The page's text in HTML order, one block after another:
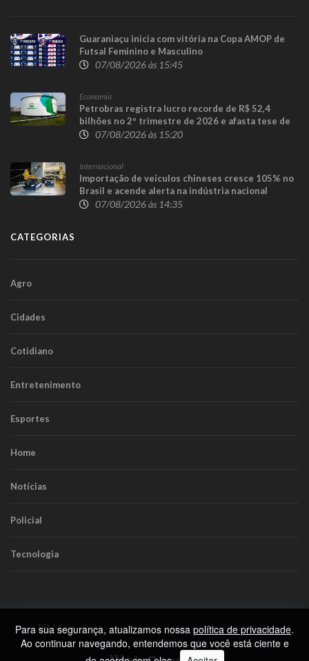
Guaraniaçu inicia com vitória na Copa AMOP de
Futsal Feminino e Masculino
07/08/2026 às 15:45
Economia
Petrobras registra lucro recorde de R$ 52,4
bilhões no 2º trimestre de 2026 e afasta tese de
defasagem nos combustíveis
07/08/2026 às 15:20
Internacional
Importação de veículos chineses cresce 105% no
Brasil e acende alerta na indústria nacional
07/08/2026 às 14:35
CATEGORIAS
Agro
Cidades
Cotidiano
Entretenimento
Esportes
Home
Notícias
Policial
Tecnologia
RR Mais. Todos os Direitos Reservados.Política de
Privacidade
Para sua segurança, atualizamos nossa política de privacidade.
Ao continuar navegando, entendemos que você está ciente e